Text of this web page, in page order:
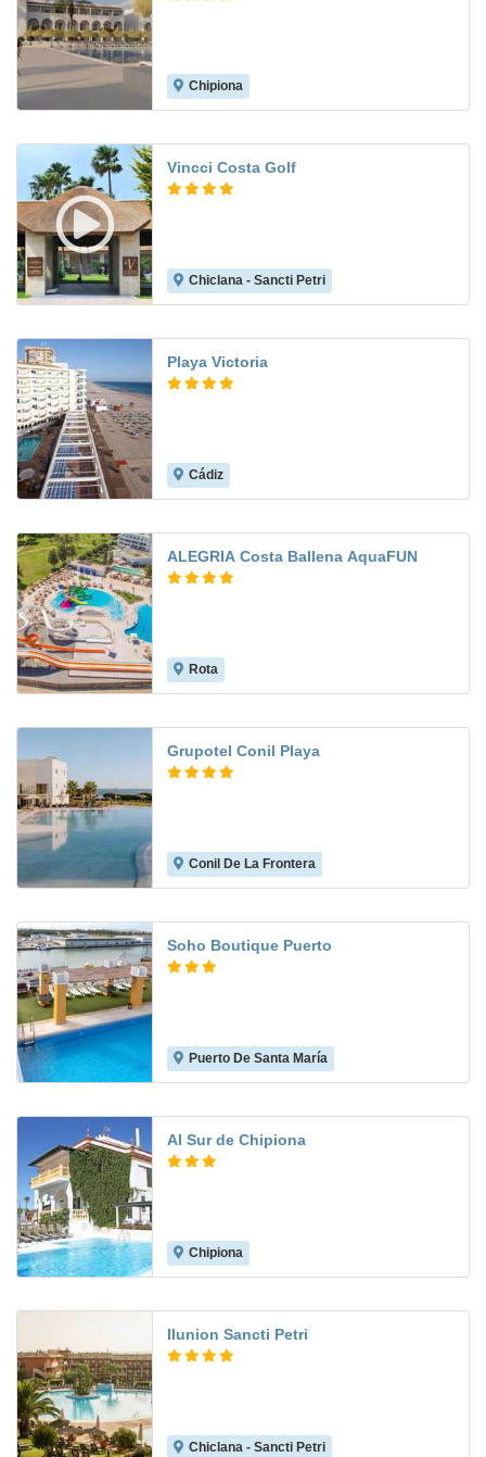
Chipiona
Vincci Costa Golf
Chiclana - Sancti Petri
Playa Victoria
Cádiz
ALEGRIA Costa Ballena AquaFUN
Rota
Grupotel Conil Playa
Conil De La Frontera
Soho Boutique Puerto
Puerto De Santa María
Al Sur de Chipiona
Chipiona
Ilunion Sancti Petri
Chiclana - Sancti Petri